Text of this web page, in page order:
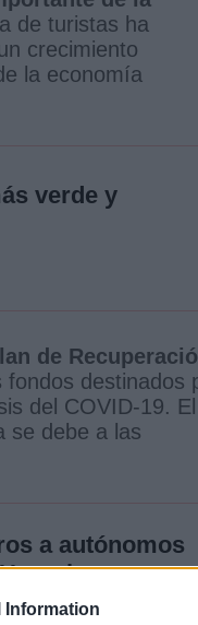
Information
de turistas ha
crecimiento
la economía
verde y
de
destinados
del COVID-19. El
se debe a las
a autónomos